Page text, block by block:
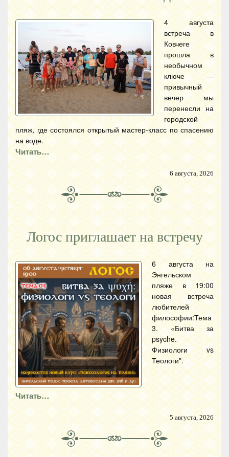
4 августа
встреча в
Ковчеге
прошла в
необычном
ключе —
привычный
вечер мы
перенесли на
городской
пляж, где состоялся открытый мастер-класс по спасению
на воде.
Читать…
6 августа, 2026
Логос приглашает на встречу
6 августа на
Энгельском
пляже в 19:00
новая встреча
любителей
философии:Тема
3. «Битва за
psyche.
Физиологи vs
Теологи".
Читать…
5 августа, 2026